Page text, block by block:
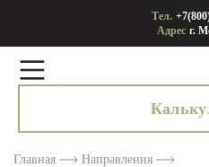
Тел.
Адрес г.
Главная
Направления